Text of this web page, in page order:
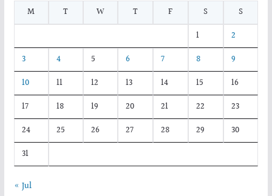
M
T W T F S
S
1
2
3
4 5 6 7 8
9
10
11 12 13 14 15
16
17
18 19 20 21 22
23
24
25 26 27 28 29
30
31
« Jul